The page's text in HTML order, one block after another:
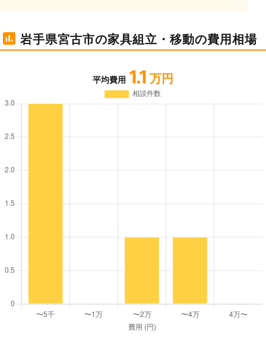
岩手県宮古市の家具組立・移動の費用相場
平均費用 1.1 万円